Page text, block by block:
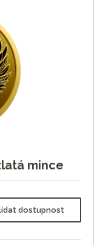
mince
dostupnost